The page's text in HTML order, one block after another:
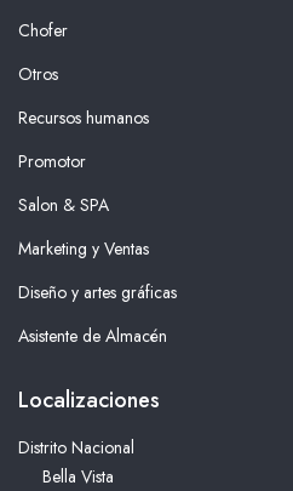
Chofer
Otros
Recursos humanos
Promotor
Salon & SPA
Marketing y Ventas
Diseño y artes gráficas
Asistente de Almacén
Localizaciones
Distrito Nacional
Bella Vista